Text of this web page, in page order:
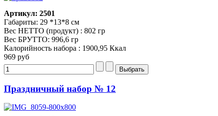
Артикул: 2501
Габариты: 29 *13*8 см
Вес НЕТТО (продукт) : 802 гр
Вес БРУТТО: 996,6 гр
Калорийность набора : 1900,95 Ккал
969 руб
Праздничный набор № 12